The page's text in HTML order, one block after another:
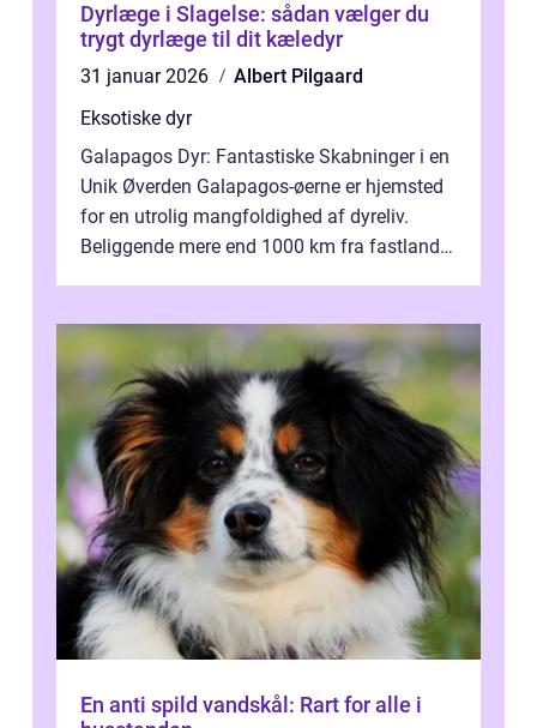
Dyrlæge i Slagelse: sådan vælger du
trygt dyrlæge til dit kæledyr
31 januar 2026
Albert Pilgaard
Eksotiske dyr
Galapagos Dyr: Fantastiske Skabninger i en
Unik Øverden Galapagos-øerne er hjemsted
for en utrolig mangfoldighed af dyreliv.
Beliggende mere end 1000 km fra fastlandet
En anti spild vandskål: Rart for alle i